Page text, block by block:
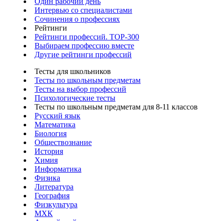
Интервью со специалистами
Сочинения о профессиях
Рейтинги
Рейтинги профессий. TOP-300
Выбираем профессию вместе
Другие рейтинги профессий
Тесты для школьников
Тесты по школьным предметам
Тесты на выбор профессий
Психологические тесты
Тесты по школьным предметам для 8-11 классов
Русский язык
Математика
Биология
Обществознание
История
Химия
Информатика
Физика
Литература
География
Физкультура
МХК